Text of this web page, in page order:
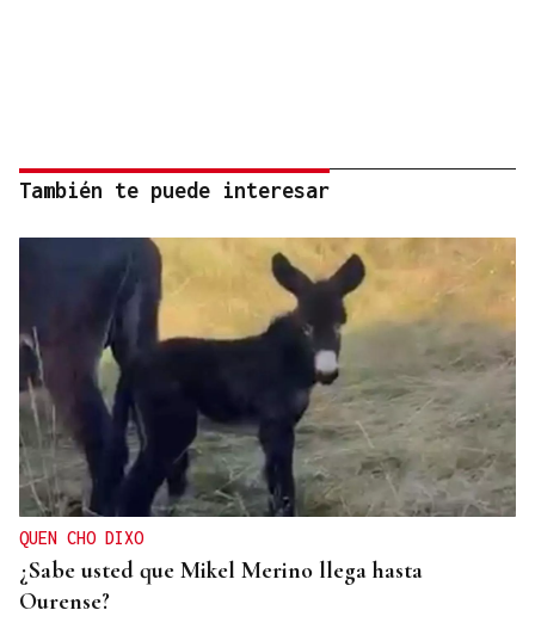
También te puede interesar
QUEN CHO DIXO
¿Sabe usted que Mikel Merino llega hasta
Ourense?